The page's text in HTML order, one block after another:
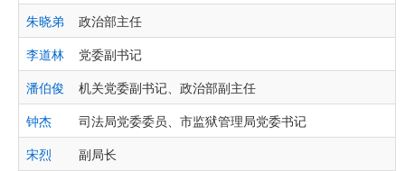
朱晓弟
政治部主任
李道林
党委副书记
潘伯俊
机关党委副书记、政治部副主任
钟杰
司法局党委委员、市监狱管理局党委书记
宋烈
副局长